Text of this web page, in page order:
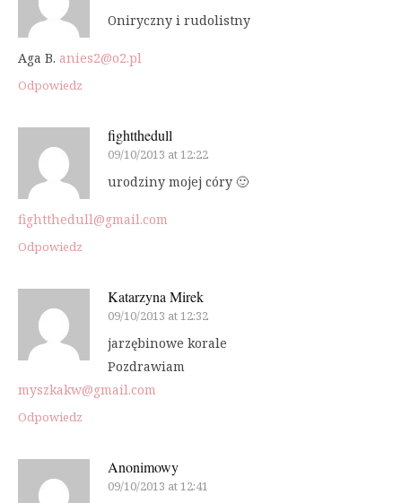
Oniryczny i rudolistny
Aga B. anies2@o2.pl
Odpowiedz
fightthedull
09/10/2013 at 12:22
urodziny mojej córy 🙂
fightthedull@gmail.com
Odpowiedz
Katarzyna Mirek
09/10/2013 at 12:32
jarzębinowe korale
Pozdrawiam
myszkakw@gmail.com
Odpowiedz
Anonimowy
09/10/2013 at 12:41